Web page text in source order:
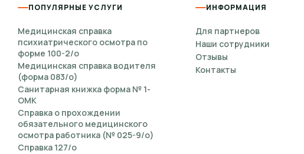
ПОПУЛЯРНЫЕ УСЛУГИ
Медицинская справка
психиатрического осмотра по
форме 100-2/о
Медицинская справка водителя
(форма 083/о)
Санитарная книжка форма № 1-
ОМК
Справка о прохождении
обязательного медицинского
осмотра работника (№ 025-9/о)
Справка 127/о
ИНФОРМАЦИЯ
Для партнеров
Наши сотрудники
Отзывы
Контакты